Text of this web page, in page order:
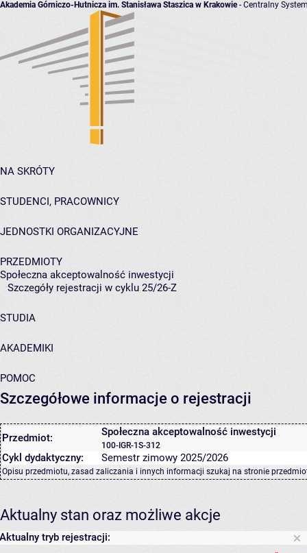
Akademia Górniczo-Hutnicza im. Stanisława Staszica w Krakowie- Centralny
NA SKRÓTY
STUDENCI, PRACOWNICY
JEDNOSTKI ORGANIZACYJNE
PRZEDMIOTY
Społeczna akceptowalność inwestycji
Szczegóły rejestracji w cyklu 25/26-Z
STUDIA
AKADEMIKI
POMOC
Szczegółowe informacje o rejestracji
Przedmiot: Społeczna akceptowalność inwestycji
100-IGR-1S-312
Cykl dydaktyczny: Semestr zimowy 2025/2026
Opisu przedmiotu, zasad zaliczania i innych informacji szukaj na stronie
Aktualny stan oraz możliwe akcje
Aktualny tryb rejestracji: